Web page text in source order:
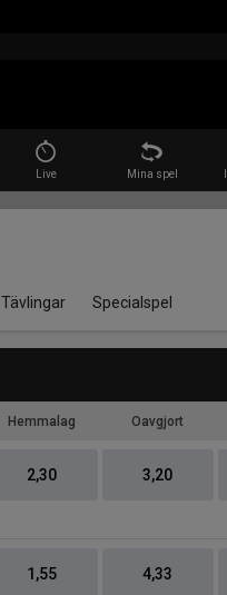
Live Mina spel
Tävlingar Specialspel
Hemmalag Oavgjort
2,30 3,20
1,55 4,33